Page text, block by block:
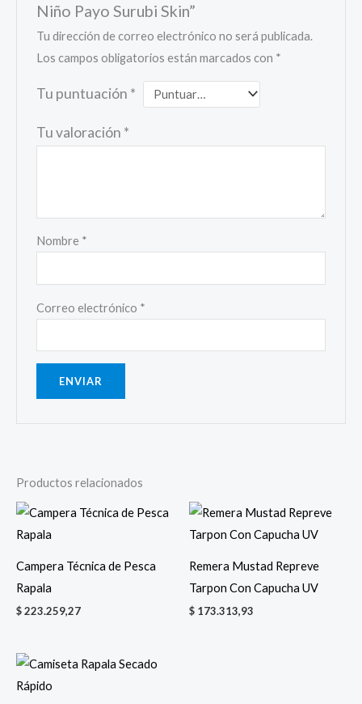
Niño Payo Surubi Skin”
Tu dirección de correo electrónico no será publicada.
Los campos obligatorios están marcados con *
Tu puntuación *
Tu valoración *
Nombre *
Correo electrónico *
Productos relacionados
Campera Técnica de Pesca
Rapala
$223.259,27
Remera Mustad Repreve
Tarpon Con Capucha UV
$ 173.313,93